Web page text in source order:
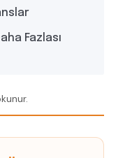
Fazlası